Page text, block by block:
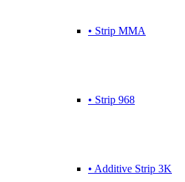
• Strip MMA
• Strip 968
• Additive Strip 3K